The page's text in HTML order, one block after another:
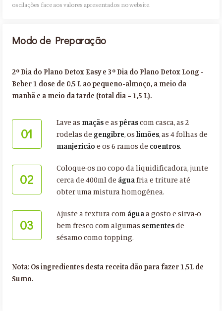
oscilações face aos valores apresentados no website.​
Modo de Preparação
2º Dia do Plano Detox Easy e 3º Dia do Plano Detox Long -
Beber 1 dose de 0,5 L ao pequeno-almoço, a meio da
manhã e a meio da tarde (total dia = 1,5 L).
01
Lave as maçãse aspêrascom casca, as 2
rodelas de gengibre, oslimões, as 4 folhas de
manjericão e os 6 ramos de coentros.
02
Coloque-os no copo da liquidificadora, junte
cerca de 400ml de águafria e triture até
obter uma mistura homogénea.
03
Ajuste a textura com águaa gosto e sirva-o
bem fresco com algumas sementesde
sésamo como topping.
Nota: Os ingredientes desta receita dão para fazer 1,5L de
Sumo.